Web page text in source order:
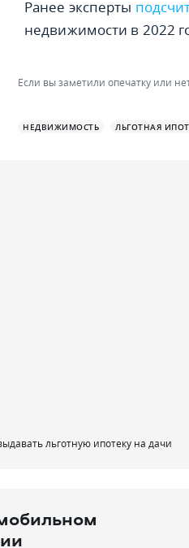
Ранее эксперты
недвижимости в 2022
Если вы заметили опечатку или
НЕДВИЖИМОСТЬ ЛЬГОТНАЯ
льготную ипотеку на дачи